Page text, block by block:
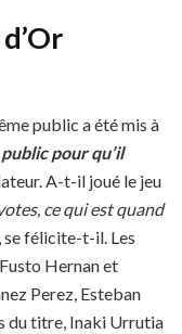
public a été mis à
pour qu’il
A-t-il joué le jeu
ce qui est quand
se félicite-t-il. Les
Hernan et
Perez, Esteban
du titre, Inaki Urrutia